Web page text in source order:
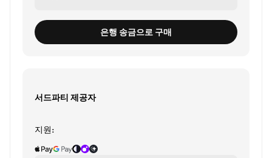
은행 송금으로 구매
서드파티 제공자
지원: